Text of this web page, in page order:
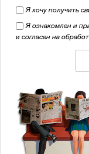
Я хочу получить
Я ознакомлен и
и согласен на